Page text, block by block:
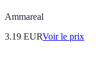
Ammareal
3.19 EURVoir le prix